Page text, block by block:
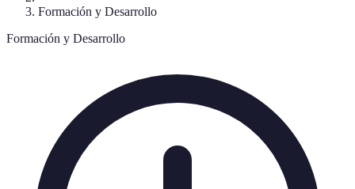
Formación y Desarrollo
Formación y Desarrollo